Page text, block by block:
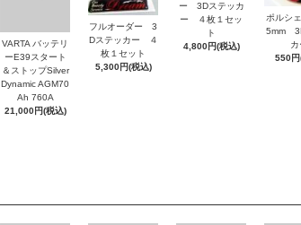
VARTA バッテリ
ーE39スタート
＆ストップSilver
Dynamic AGM70
Ah 760A
21,000円(税込)
フルオーダー 3
Dステッカー ４
枚１セット
5,300円(税込)
ー 3Dステッカ
ー ４枚１セッ
ト
4,800円(税込)
ポルシ
5mm
カ
550円